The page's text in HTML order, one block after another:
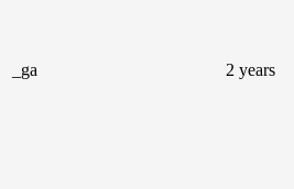
_ga 2 years